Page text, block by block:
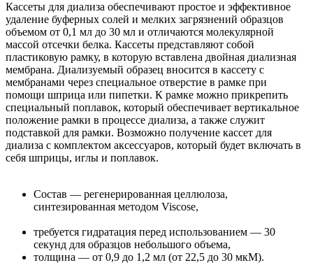
Кассеты для диализа обеспечивают простое и эффективное
удаление буферных солей и мелких загрязнений образцов
объемом от 0,1 мл до 30 мл и отличаются молекулярной
массой отсечки белка. Кассеты представляют собой
пластиковую рамку, в которую вставлена двойная диализная
мембрана. Диализуемый образец вносится в кассету c
мембранами через специальное отверстие в рамке при
помощи шприца или пипетки. К рамке можно прикрепить
специальный поплавок, который обеспечивает вертикальное
положение рамки в процессе диализа, а также служит
подставкой для рамки. Возможно получение кассет для
диализа с комплектом аксессуаров, который будет включать в
себя шприцы, иглы и поплавок.
Состав — регенерированная целлюлоза,
синтезированная методом Viscose,
требуется гидратация перед использованием — 30
секунд для образцов небольшого объема,
толщина — от 0,9 до 1,2 мл (от 22,5 до 30 мкМ).